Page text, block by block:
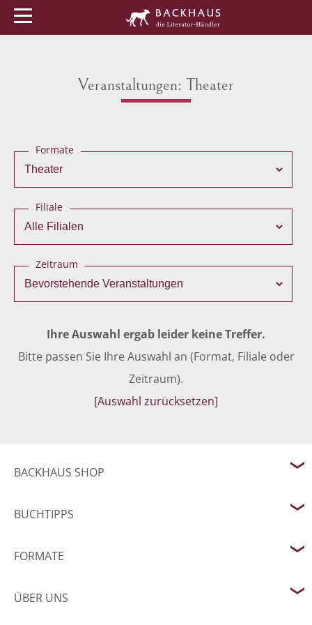
Veranstaltungen: Theater
Formate
Filiale
Zeitraum
Ihre Auswahl ergab leider keine Treffer.
Bitte passen Sie Ihre Auswahl an (Format, Filiale oder
Zeitraum).
[Auswahl zurücksetzen]
BACKHAUS SHOP
BUCHTIPPS
FORMATE
ÜBER UNS